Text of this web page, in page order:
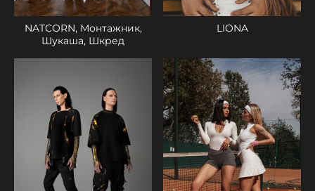
NATCORN, Монтажник,
Шукаша, Шкред
LIONA